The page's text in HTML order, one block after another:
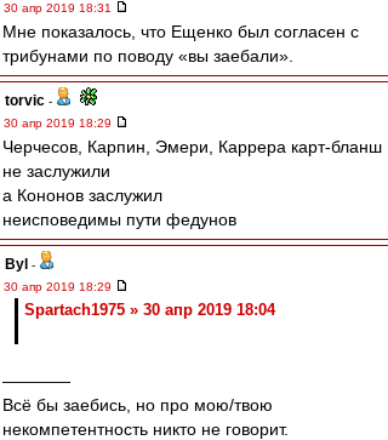
30 апр 2019 18:31
Мне показалось, что Ещенко был согласен с
трибунами по поводу «вы заебали».
torvic -
30 апр 2019 18:29
Черчесов, Карпин, Эмери, Каррера карт-бланш
не заслужили
а Кононов заслужил
неисповедимы пути федунов
Byl -
30 апр 2019 18:29
Spartach1975 » 30 апр 2019 18:04
————
Всё бы заебись, но про мою/твою
некомпетентность никто не говорит.